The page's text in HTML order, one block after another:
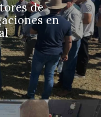
de
en